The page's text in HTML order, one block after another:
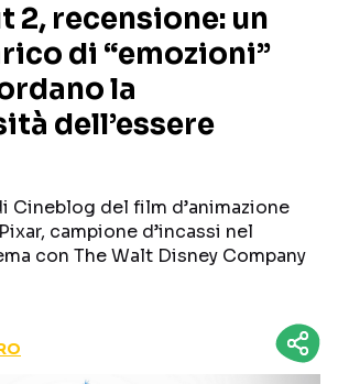
CANALI STREAMING
BOX OFFICE
Seguici sui social
2, recensione: un
di “emozioni”
la
dell’essere
Cineblog del film d’animazione
campione d’incassi nel
con The Walt Disney Company